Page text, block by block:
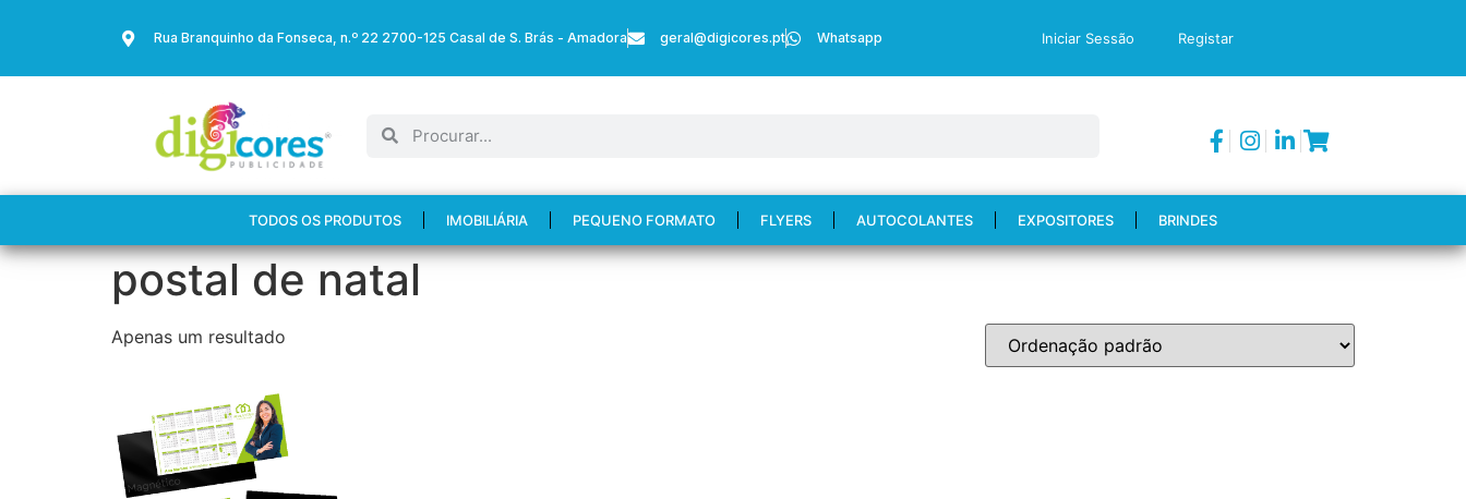
Rua Branquinho da Fonseca, n.º 22 2700-125 Casal de S. Brás - Amadora geral@digicores.pt Whatsapp Iniciar Sessão Registar
TODOS OS PRODUTOS IMOBILIÁRIA PEQUENO FORMATO FLYERS AUTOCOLANTES EXPOSITORES BRINDES
postal de natal
Apenas um resultado